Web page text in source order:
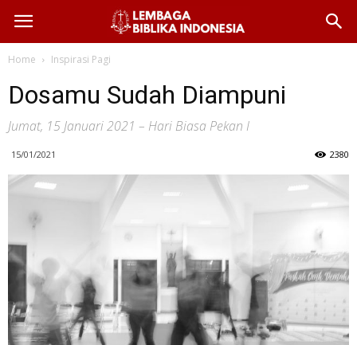
Home Inspirasi Pagi
Dosamu Sudah Diampuni
Jumat, 15 Januari 2021 – Hari Biasa Pekan I
15/01/2021 2380